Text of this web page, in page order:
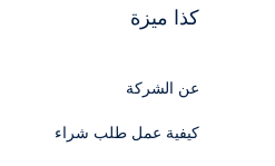
كذا ميزة
عن الشركة
كيفية عمل طلب شراء